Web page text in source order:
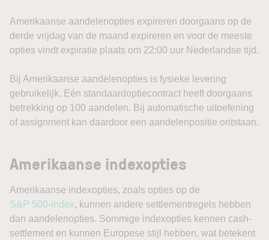
Amerikaanse aandelenopties expireren doorgaans op de
derde vrijdag van de maand expireren en voor de meeste
opties vindt expiratie plaats om 22:00 uur Nederlandse tijd.
Bij Amerikaanse aandelenopties is fysieke levering
gebruikelijk. Eén standaardoptiecontract heeft doorgaans
betrekking op 100 aandelen. Bij automatische uitoefening
of assignment kan daardoor een aandelenpositie ontstaan.
Amerikaanse indexopties
Amerikaanse indexopties, zoals opties op de
S&P 500-index, kunnen andere settlementregels hebben
dan aandelenopties. Sommige indexopties kennen cash-
settlement en kunnen Europese stijl hebben, wat betekent